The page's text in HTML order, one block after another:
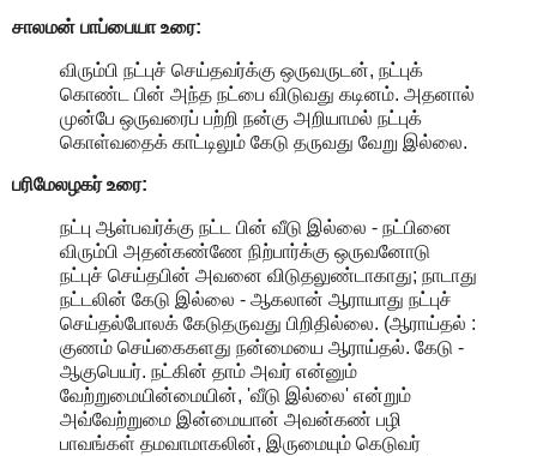
சாலமன் பாப்பையா உரை:
விரும்பி நட்புச் செய்தவர்க்கு ஒருவருடன், நட்புக்
கொண்ட பின் அந்த நட்பை விடுவது கடினம். அதனால்
முன்பே ஒருவரைப் பற்றி நன்கு அறியாமல் நட்புக்
கொள்வதைக் காட்டிலும் கேடு தருவது வேறு இல்லை.
பரிமேலழகர் உரை:
நட்பு ஆள்பவர்க்கு நட்ட பின் வீடு இல்லை - நட்பினை
விரும்பி அதன்கண்ணே நிற்பார்க்கு ஒருவனோடு
நட்புச் செய்தபின் அவனை விடுதலுண்டாகாது; நாடாது
நட்டலின் கேடு இல்லை - ஆகலான் ஆராயாது நட்புச்
செய்தல்போலக் கேடுதருவது பிறிதில்லை. (ஆராய்தல் :
குணம் செய்கைகளது நன்மையை ஆராய்தல். கேடு -
ஆகுபெயர். நட்கின் தாம் அவர் என்னும்
வேற்றுமையின்மையின், 'வீடு இல்லை' என்றும்
அவ்வேற்றுமை இன்மையான் அவன்கண் பழி
பாவங்கள் தமவாமாகலின், இருமையும் கெடுவர்